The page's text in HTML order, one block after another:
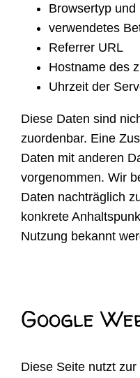
Browsertyp
verwendetes
Referrer URL
Hostname des
Uhrzeit der
Diese Daten sind
zuordenbar. Eine
Daten mit anderen
vorgenommen. Wir
Daten nachträglich
konkrete
Nutzung bekannt
Google
Diese Seite nutzt